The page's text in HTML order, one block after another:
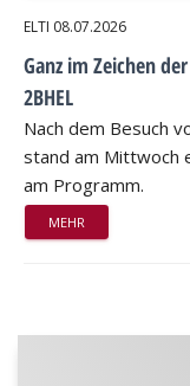
ELTI 08.07.2026
Ganz im Zeichen
2BHEL
Nach dem Besuch
stand am Mittwoch
am Programm.
MEHR